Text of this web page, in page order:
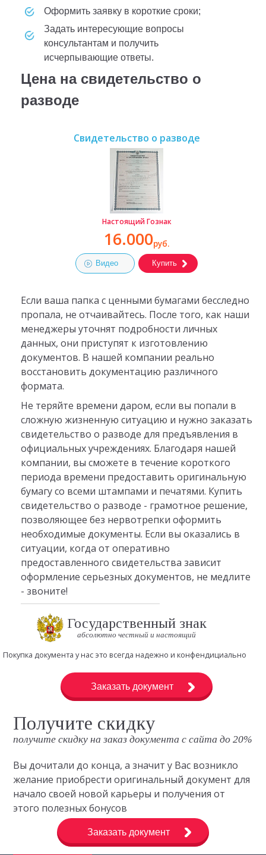
оформить заявку в короткие сроки;
задать интересующие вопросы
консультантам и получить
исчерпывающие ответы.
Цена на свидетельство о
разводе
Свидетельство о разводе
Настоящий Гознак
16.000руб.
Видео Купить
Если ваша папка с ценными бумагами бесследно
пропала, не отчаивайтесь. После того, как наши
менеджеры уточнят подробности личных
данных, они приступят к изготовлению
документов. В нашей компании реально
восстановить документацию различного
формата.
Не теряйте времени даром, если вы попали в
сложную жизненную ситуацию и нужно заказать
свидетельство о разводе для предъявления в
официальных учреждениях. Благодаря нашей
компании, вы сможете в течение короткого
периода времени предоставить оригинальную
бумагу со всеми штампами и печатями. Купить
свидетельство о разводе - грамотное решение,
позволяющее без нервотрепки оформить
необходимые документы. Если вы оказались в
ситуации, когда от оперативно
предоставленного свидетельства зависит
оформление серьезных документов, не медлите
- звоните!
Государственный знак
абсолютно честный и настоящий
Покупка документа у нас это всегда надежно и конфендициально
Заказать документ
Получите скидку
получите скидку на заказ документа с сайта до 20%
Вы дочитали до конца, а значит у Вас возникло
желание приобрести оригинальный документ для
начало своей новой карьеры и получения от
этого полезных бонусов
Заказать документ